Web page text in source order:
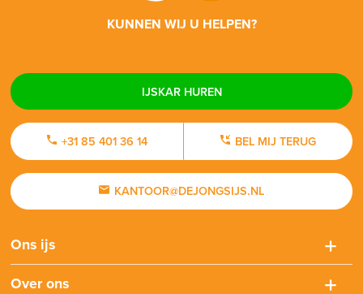
KUNNEN WIJ U HELPEN?
IJSKAR HUREN
+31 85 401 36 14 BEL MIJ TERUG
KANTOOR@DEJONGSIJS.NL
Ons ijs
Over ons